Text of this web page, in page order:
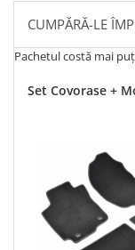
CUMPĂRĂ-LE
Pachetul costă mai
Set Covorase +